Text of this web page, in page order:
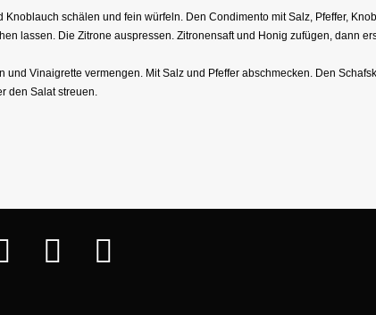
Knoblauch schälen und fein würfeln. Den Condimento mit Salz, Pfeffer,
lassen. Die Zitrone auspressen. Zitronensaft und Honig zufügen, dann
und Vinaigrette vermengen. Mit Salz und Pfeffer abschmecken. Den
den Salat streuen.